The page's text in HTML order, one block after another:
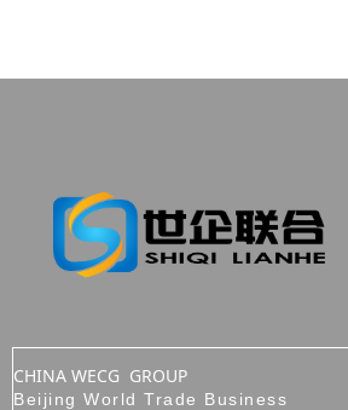
CHINA WECG GROUP
Beijing World Trade Business